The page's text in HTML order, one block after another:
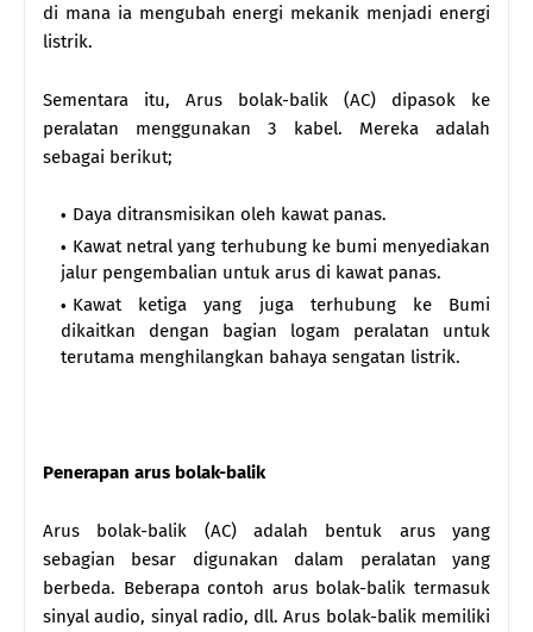
di mana ia mengubah energi mekanik menjadi energi
listrik.
Sementara itu, Arus bolak-balik (AC) dipasok ke
peralatan menggunakan 3 kabel. Mereka adalah
sebagai berikut;
Daya ditransmisikan oleh kawat panas.
Kawat netral yang terhubung ke bumi menyediakan
jalur pengembalian untuk arus di kawat panas.
Kawat ketiga yang juga terhubung ke Bumi
dikaitkan dengan bagian logam peralatan untuk
terutama menghilangkan bahaya sengatan listrik.
Penerapan arus bolak-balik
Arus bolak-balik (AC) adalah bentuk arus yang
sebagian besar digunakan dalam peralatan yang
berbeda. Beberapa contoh arus bolak-balik termasuk
sinyal audio, sinyal radio, dll. Arus bolak-balik memiliki